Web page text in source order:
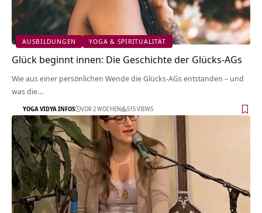
AUSBILDUNGEN YOGA & SPIRITUALITÄT
Glück beginnt innen: Die Geschichte der Glücks-AGs
Wie aus einer persönlichen Wende die Glücks-AGs entstanden – und
was die…
YOGA VIDYA INFOS VOR 2 WOCHEN 515 VIEWS